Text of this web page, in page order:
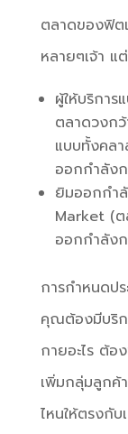
ตลาดของฟิต
หลายๆเจ้า
ผู้ให้บริการ
ตลาดวงก
แบบทั้งคล
ออกกำลังก
ยิมออกกำลั
Market (ต
ออกกำลัง
การกำหนดปร
คุณต้องมีบริก
กายอะไร ต้อ
เพิ่มกลุ่มลูกค้
ไหนให้ตรงกั